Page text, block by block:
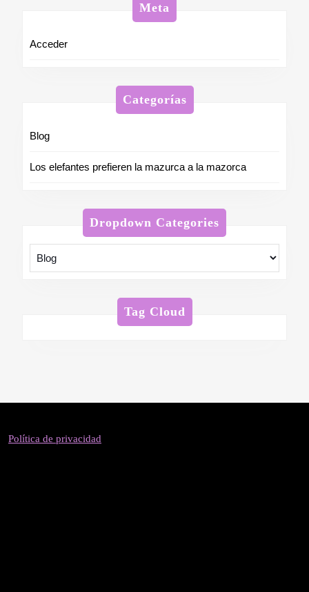
Meta
Acceder
Categorías
Blog
Los elefantes prefieren la mazurca a la mazorca
Dropdown Categories
Tag Cloud
Política de privacidad